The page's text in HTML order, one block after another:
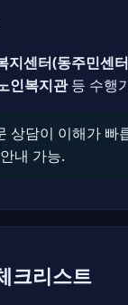
지센터(동주민센
인복지관등 수행
상담이 이해가 빠
내 가능.
크리스트